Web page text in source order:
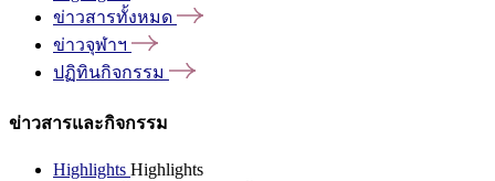
ข่าวสารทั้งหมด
ข่าวจุฬาฯ
ปฏิทินกิจกรรม
ข่าวสารและกิจกรรม
Highlights Highlights